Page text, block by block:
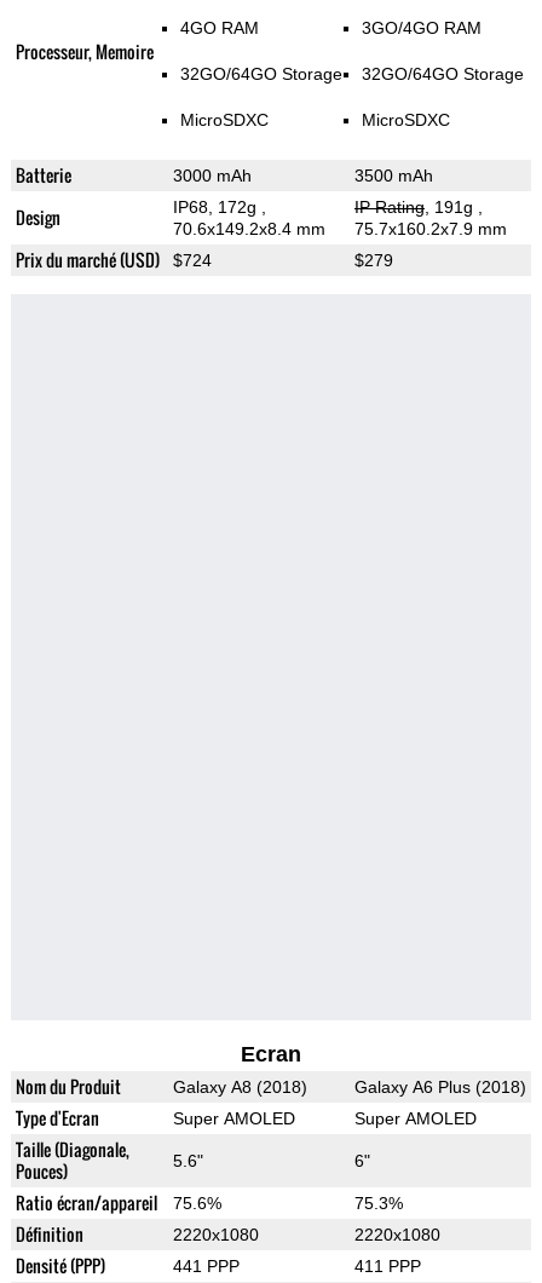
Processeur, Memoire
4GO RAM
32GO/64GO Storage
MicroSDXC
3GO/4GO RAM
32GO/64GO Storage
MicroSDXC
Batterie 3000 mAh 3500 mAh
Design IP68, 172g
70.6x149.2x8.4 mm
IP Rating, 191g
75.7x160.2x7.9 mm
Prix du marché (USD) $724 $279
Ecran
Nom du Produit Galaxy A8 (2018) Galaxy A6 Plus (2018)
Type d'Ecran Super AMOLED Super AMOLED
Taille (Diagonale,
Pouces)
5.6" 6"
Ratio écran/appareil 75.6% 75.3%
Définition 2220x1080 2220x1080
Densité (PPP) 441 PPP 411 PPP